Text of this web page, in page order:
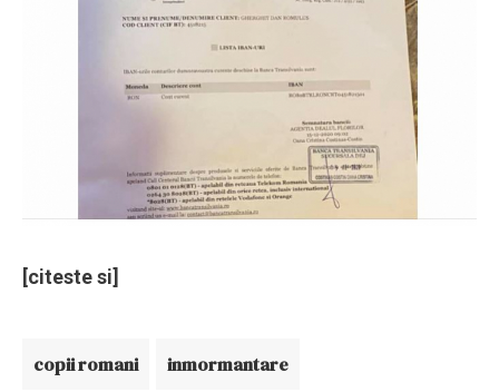
[citeste si]
copii romani inmormantare